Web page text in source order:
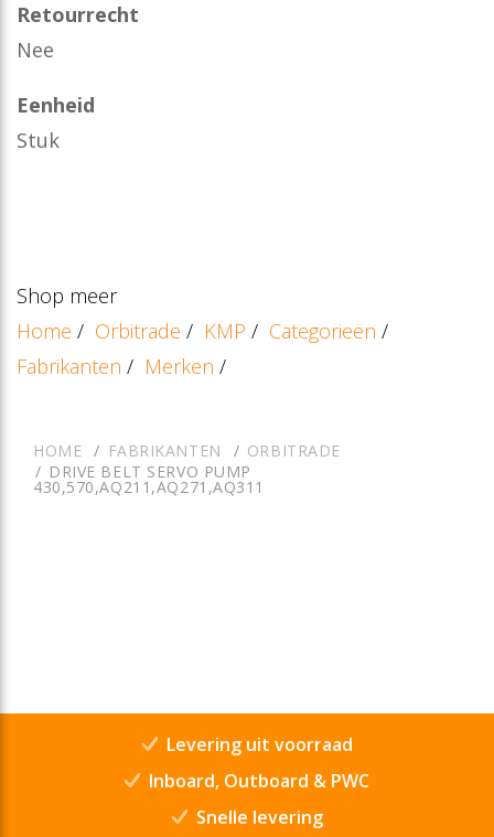
Retourrecht
Nee
Eenheid
Stuk
Shop meer
Home / Orbitrade / KMP / Categorieën /
Fabrikanten / Merken /
HOME FABRIKANTEN
ORBITRADE
DRIVE BELT SERVO PUMP
430,570,AQ211,AQ271,AQ311
Levering uit voorraad
Inboard, Outboard & PWC
Snelle levering